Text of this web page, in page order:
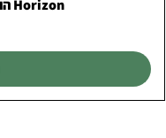
Horizon הורייזן פיור כבש 200 גרם